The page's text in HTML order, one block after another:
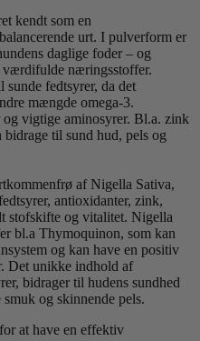
kendt som en
urt. I pulverform er
daglige foder – og
værdifulde næringsstoffer.
fedtsyrer, da det
mængde omega-3.
vigtige aminosyrer. Bl.a. zink
til sund hud, pels og
af Nigella Sativa,
antioxidanter, zink,
stofskifte og vitalitet. Nigella
bl.a Thymoquinon, som kan
og kan have en positiv
Det unikke indhold af
bidrager til hudens sundhed
og skinnende pels.
at have en effektiv